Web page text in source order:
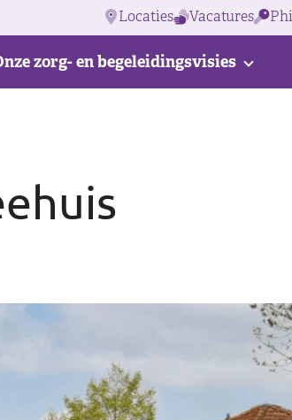
Locaties Vacatures
zorg- en begeleidingsvisies